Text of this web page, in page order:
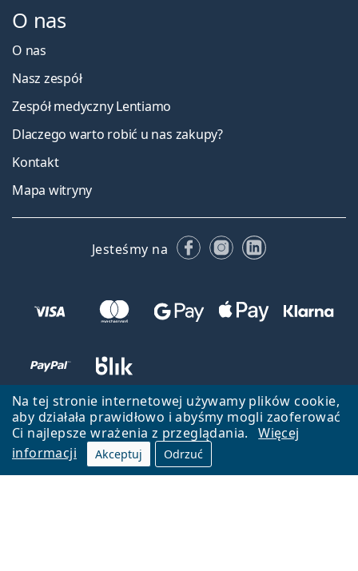
Na tej stronie internetowej używamy plików cookie,
aby działała prawidłowo i abyśmy mogli zaoferować
Ci najlepsze wrażenia z przeglądania.
Więcej
informacji
Akceptuj Odrzuć
O nas
O nas
Nasz zespół
Zespół medyczny Lentiamo
Dlaczego warto robić u nas zakupy?
Kontakt
Mapa witryny
Jesteśmy na FacebookuInstagramie
LinkedIn
Wróć do strony głównej